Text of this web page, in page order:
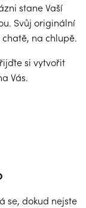
stane Vaší
Svůj originální
na chlupě.
si vytvořit
Vás.
se, dokud nejste